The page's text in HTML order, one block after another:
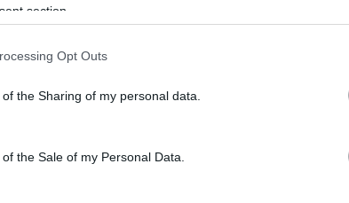
section.
Opt Outs
the Sharing of my personal data.
the Sale of my Personal Data.